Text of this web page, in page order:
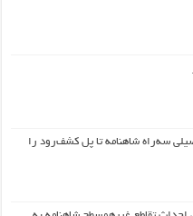
سه‌راه شاهنامه تا پل کشف‌رود را